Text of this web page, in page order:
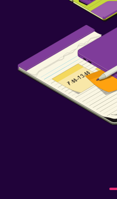
Camas extralargas (+2 m)
Almohada de plumas
Enchufe cerca de la cama